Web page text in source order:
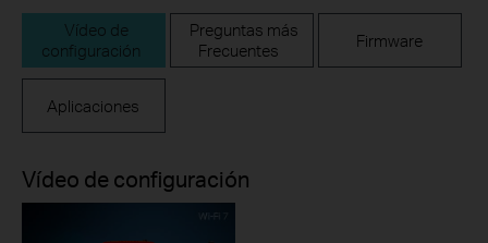
Vídeo de
configuración
Preguntas más
Frecuentes
Firmware
Aplicaciones
Vídeo de configuración